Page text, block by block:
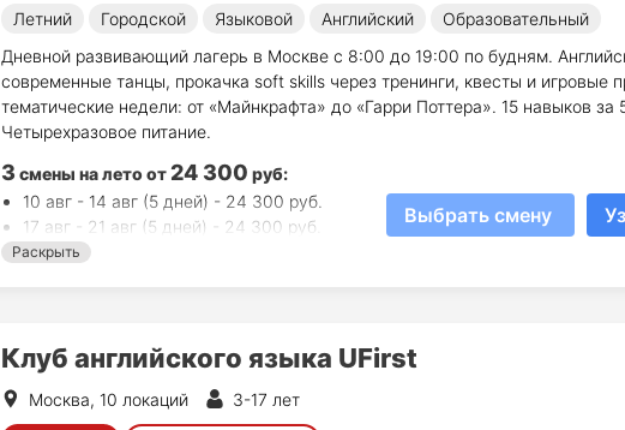
Летний Городской Языковой Английский
Образовательный
Дневной развивающий лагерь в Москве с 8:00 до 19:00 по будням.
современные танцы, прокачка soft skills через тренинги, квесты и игровые
тематические недели: от «Майнкрафта» до «Гарри Поттера». 15 навыков за
Четырехразовое питание.
3 смены на летоот24 300 руб:
10 авг - 14 авг (5 дней) - 24 300 руб.
17 авг - 21 авг (5 дней) - 24 300 руб.
24 авг - 28 авг (5 дней) - 24 300 руб.
Раскрыть
Выбрать смену
Клуб английского языка UFirst
Москва, 10 локаций 3-17 лет